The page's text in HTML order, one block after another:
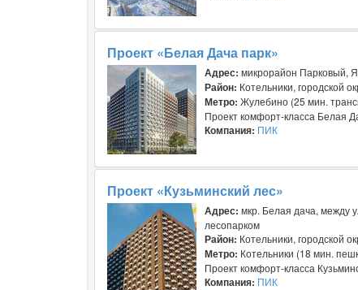
Проект «Белая Дача парк»
Адрес: микрорайон Парковый,
Район: Котельники, городской
Метро: Жулебино (25 мин.
Проект комфорт-класса Белая
Компания: ПИК
Проект «Кузьминский лес»
Адрес: мкр. Белая дача, между
лесопарком
Район: Котельники, городской
Метро: Котельники (18 мин.
Проект комфорт-класса
Компания: ПИК